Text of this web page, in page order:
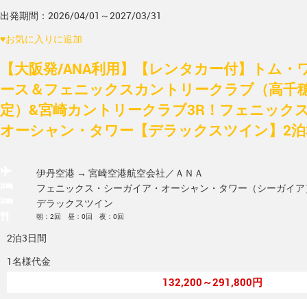
出発期間：2026/04/01～2027/03/31
♥お気に入りに追加
【大阪発/ANA利用】【レンタカー付】トム
ース＆フェニックスカントリークラブ（高千
定）&宮崎カントリークラブ3R！フェニック
オーシャン・タワー【デラックスツイン】2
伊丹空港 → 宮崎空港航空会社／ＡＮＡ
フェニックス・シーガイア・オーシャン・タワー（シーガイ
デラックスツイン
朝：2回 昼：0回 夜：0回
2泊3日間
1名様代金
132,200～291,800円